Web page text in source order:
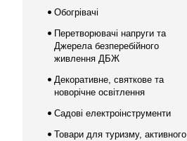
Обогрівачі
Перетворювачі напруги та
Джерела безперебійного
живлення ДБЖ
Декоративне, святкове та
новорічне освітлення
Садові електроінструменти
Товари для туризму, активного